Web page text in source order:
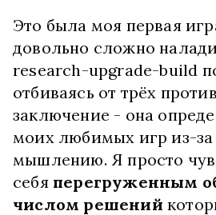
Это была моя первая
довольно сложно
research-upgrade-build
отбиваясь от трёх
заключение - она
моих любимых игр из-за
мышлению. Я просто
себя перегруженным
числом решений